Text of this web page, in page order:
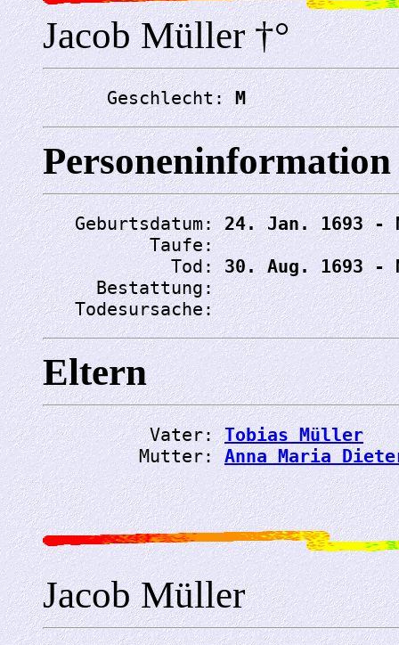
Jacob Müller †°
      Geschlecht:
M
Personeninformation
   Geburtsdatum:
24. Jan. 1693 -
          Taufe:
            Tod:
30. Aug. 1693 -
     Bestattung:
   Todesursache:
Eltern
          Vater:
Tobias Müller
         Mutter:
Anna Maria
Jacob Müller